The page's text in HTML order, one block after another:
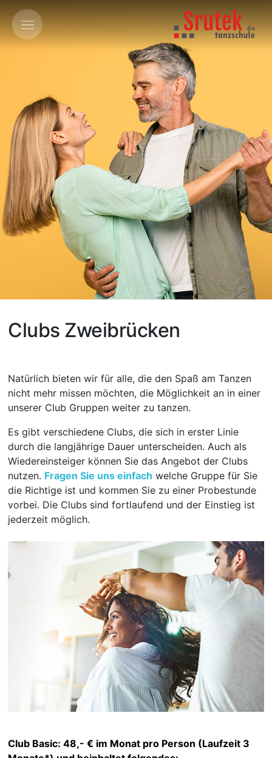
Clubs Zweibrücken
Natürlich bieten wir für alle, die den Spaß am Tanzen
nicht mehr missen möchten, die Möglichkeit an in einer
unserer Club Gruppen weiter zu tanzen.
Es gibt verschiedene Clubs, die sich in erster Linie
durch die langjährige Dauer unterscheiden. Auch als
Wiedereinsteiger können Sie das Angebot der Clubs
nutzen. Fragen Sie uns einfach welche Gruppe für Sie
die Richtige ist und kommen Sie zu einer Probestunde
vorbei. Die Clubs sind fortlaufend und der Einstieg ist
jederzeit möglich.
Club Basic: 48,- € im Monat pro Person (Laufzeit 3